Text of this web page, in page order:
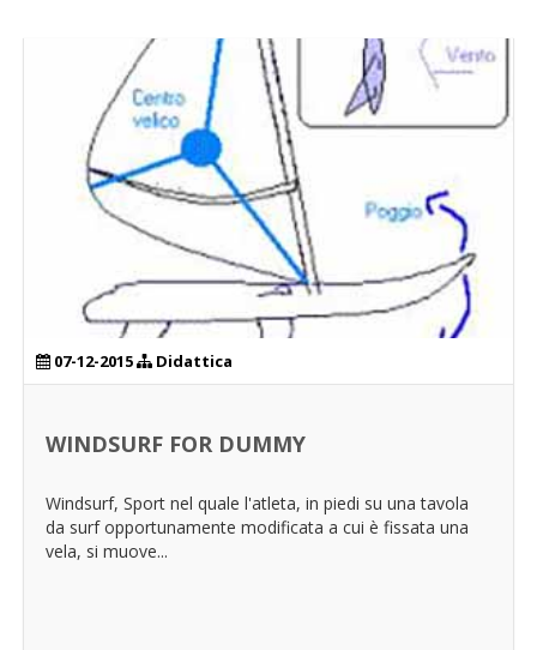
07-12-2015 Didattica
WINDSURF FOR DUMMY
Windsurf, Sport nel quale l'atleta, in piedi su una tavola
da surf opportunamente modificata a cui è fissata una
vela, si muove...